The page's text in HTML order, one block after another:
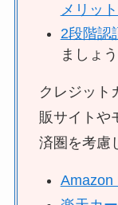
メリット
2段階認
ましょう
クレジット
販サイトや
済圏を考慮
Amazon